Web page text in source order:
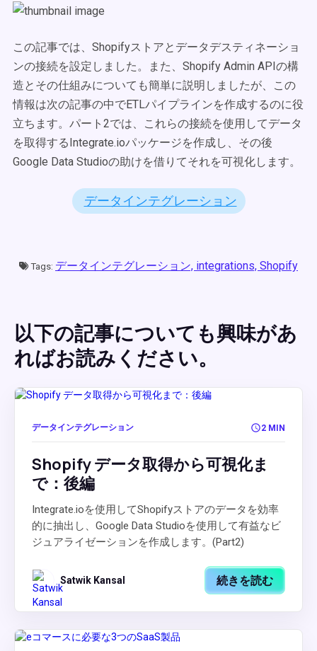
この記事では、Shopifyストアとデータデスティネーショ
ンの接続を設定しました。また、Shopify Admin APIの構
造とその仕組みについても簡単に説明しましたが、この
情報は次の記事の中でETLパイプラインを作成するのに役
立ちます。パート2では、これらの接続を使用してデータ
を取得するIntegrate.ioパッケージを作成し、その後
Google Data Studioの助けを借りてそれを可視化します。
データインテグレーション
Tags: データインテグレーション, integrations, Shopify
以下の記事についても興味があ
ればお読みください。
データインテグレーション 2 MIN
Shopify データ取得から可視化ま
で：後編
Integrate.ioを使用してShopifyストアのデータを効率
的に抽出し、Google Data Studioを使用して有益なビ
ジュアライゼーションを作成します。(Part2)
Satwik Kansal 続きを読む